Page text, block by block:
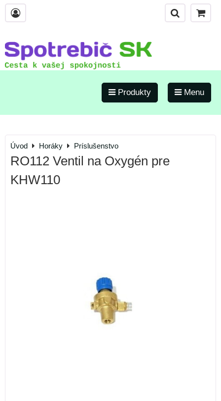
Produkty Menu
Úvod Horáky Príslušenstvo
RO112 Ventil na Oxygén pre
KHW110